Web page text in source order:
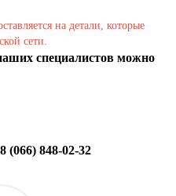
на детали, которые
сети.
специалистов можно
(066) 848-02-32